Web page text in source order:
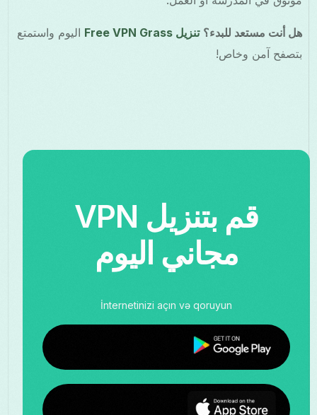
هل أنت مستعد للبدء؟ تنزيل Free VPN Grass
اليوم واستمتع
بتصفح آمن وخاص!
قم بتنزيل VPN
مجاني اليوم
İnternetinizi açın və qoruyun